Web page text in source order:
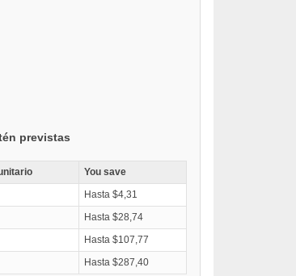
previstas
You save
Hasta $4,31
Hasta $28,74
Hasta $107,77
Hasta $287,40